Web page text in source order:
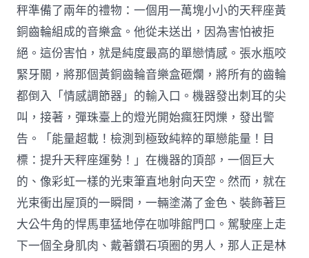
秤準備了兩年的禮物：一個用一萬塊小小的天秤座黃
銅齒輪組成的音樂盒。他從未送出，因為害怕被拒
絕。這份害怕，就是純度最高的單戀情感。張水瓶咬
緊牙關，將那個黃銅齒輪音樂盒砸爛，將所有的齒輪
都倒入「情感調節器」的輸入口。機器發出刺耳的尖
叫，接著，彈珠臺上的燈光開始瘋狂閃爍，發出警
告。「能量超載！檢測到極致純粹的單戀能量！目
標：提升天秤座運勢！」在機器的頂部，一個巨大
的、像彩虹一樣的光束筆直地射向天空。然而，就在
光束衝出屋頂的一瞬間，一輛塗滿了金色、裝飾著巨
大公牛角的悍馬車猛地停在咖啡館門口。駕駛座上走
下一個全身肌肉、戴著鑽石項圈的男人，那人正是林